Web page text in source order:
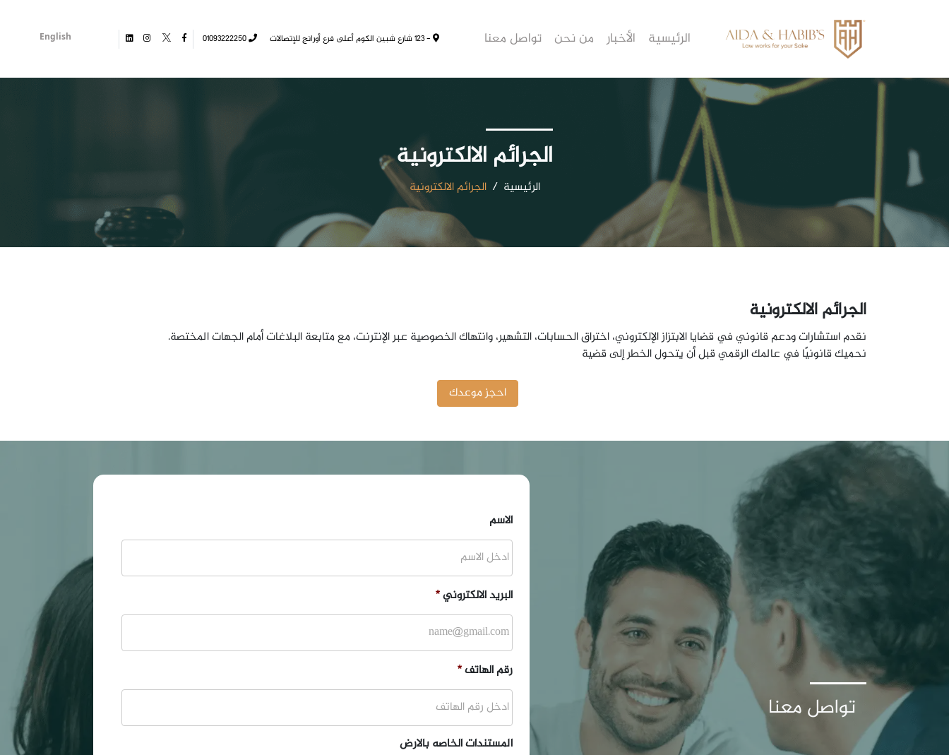
الرئيسية الأخبار من نحن English تواصل معنا - 123 شارع شبين الكوم أعلى فرع أورانج للإتصالات 01093222250
الجرائم الالكترونية
الرئيسية / الجرائم الالكترونية
الجرائم الالكترونية
نقدم استشارات ودعم قانوني في قضايا الابتزاز الإلكتروني، اختراق الحسابات، التشهير، وانتهاك الخصوصية عبر الإنترنت، مع متابعة البلاغات أمام الجهات المختصة.
نحميك قانونيًا في عالمك الرقمي قبل أن يتحول الخطر إلى قضية
احجز موعدك
تواصل معنا
الاسم
البريد الالكتروني *
رقم الهاتف *
المستندات الخاصه بالارض